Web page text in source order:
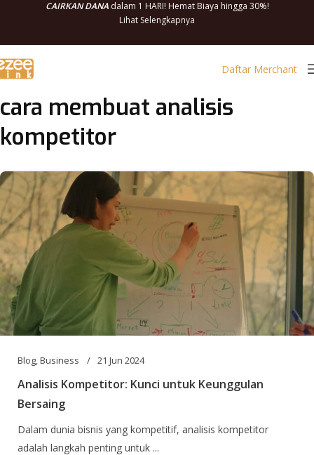
CAIRKAN DANAdalam 1 HARI! Hemat Biaya hingga 30%!
Lihat Selengkapnya
Daftar Merchant
cara membuat analisis
kompetitor
Blog,Business 21 Jun 2024
Analisis Kompetitor: Kunci untuk Keunggulan
Bersaing
Dalam dunia bisnis yang kompetitif, analisis kompetitor
adalah langkah penting untuk ...